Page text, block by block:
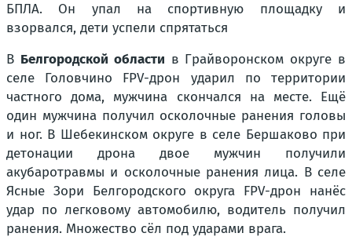
БПЛА. Он упал на спортивную площадку и
взорвался, дети успели спрятаться
В Белгородской области в Грайворонском округе в
селе Головчино FPV-дрон ударил по территории
частного дома, мужчина скончался на месте. Ещё
один мужчина получил осколочные ранения головы
и ног. В Шебекинском округе в селе Бершаково при
детонации дрона двое мужчин получили
акубаротравмы и осколочные ранения лица. В селе
Ясные Зори Белгородского округа FPV-дрон нанёс
удар по легковому автомобилю, водитель получил
ранения. Множество сёл под ударами врага.